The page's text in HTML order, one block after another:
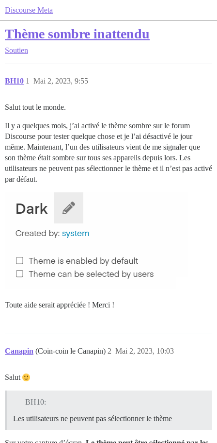
Discourse Meta
Thème sombre inattendu
Soutien
BH10 Mai 2, 2023, 9:55
1
Salut tout le monde.
Il y a quelques mois, j’ai activé le thème sombre sur le forum
Discourse pour tester quelque chose et je l’ai désactivé le jour
même. Maintenant, l’un des utilisateurs vient de me signaler que
son thème était sombre sur tous ses appareils depuis lors. Les
utilisateurs ne peuvent pas sélectionner le thème et il n’est pas activé
par défaut.
Toute aide serait appréciée ! Merci !
Canapin (Coin-coin le Canapin) Mai 2, 2023, 10:03
2
Salut
BH10:
Les utilisateurs ne peuvent pas sélectionner le thème